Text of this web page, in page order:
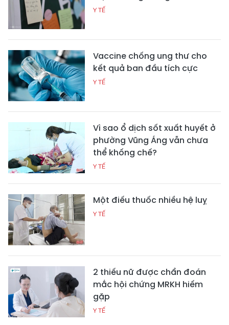
Y TẾ
Vaccine chống ung thư cho
kết quả ban đầu tích cực
Y TẾ
Vì sao ổ dịch sốt xuất huyết ở
phường Vũng Áng vẫn chưa
thể khống chế?
Y TẾ
Một điếu thuốc nhiều hệ luỵ
Y TẾ
2 thiếu nữ được chẩn đoán
mắc hội chứng MRKH hiếm
gặp
Y TẾ